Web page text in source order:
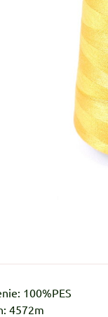
100%PES
4572m